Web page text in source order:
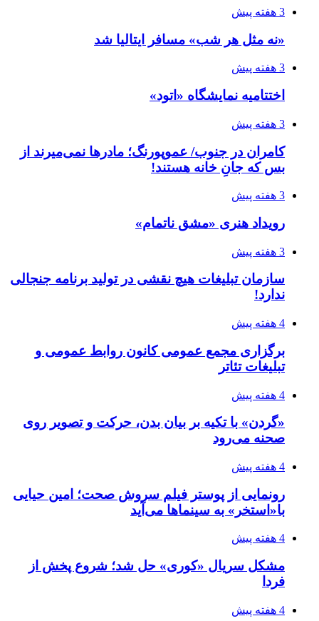
3 هفته پیش
«نه مثل هر شب» مسافر ایتالیا شد
3 هفته پیش
اختتامیه نمایشگاه «اتود»
3 هفته پیش
کامران در جنوب/ عموپورنگ؛ مادرها نمی‌میرند از
بس که جانِ خانه هستند!
3 هفته پیش
رویداد هنری «مشق ناتمام»
3 هفته پیش
سازمان تبلیغات هیچ نقشی در تولید برنامه جنجالی
ندارد!
4 هفته پیش
برگزاری مجمع عمومی کانون روابط عمومی و
تبلیغات تئاتر
4 هفته پیش
«گردن» با تکیه بر بیان بدن، حرکت و تصویر روی
صحنه می‌رود
4 هفته پیش
رونمایی از پوستر فیلم سروش صحت؛ امین حیایی
با«استخر» به سینماها می‌آید
4 هفته پیش
مشکل سریال «کوری» حل شد؛ شروع پخش از
فردا
4 هفته پیش